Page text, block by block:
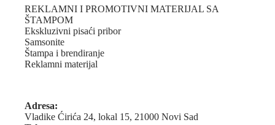
REKLAMNI I PROMOTIVNI MATERIJAL SA
ŠTAMPOM
Ekskluzivni pisaći pribor
Samsonite
Štampa i brendiranje
Reklamni materijal
Adresa:
Vladike Ćirića 24, lokal 15, 21000 Novi Sad